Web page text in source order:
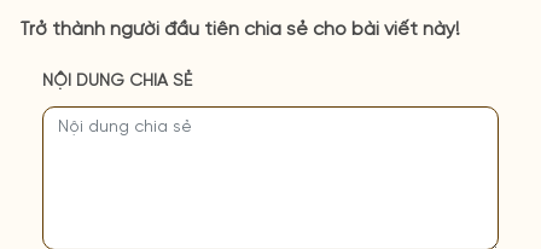
Trở thành người đầu tiên chia sẻ cho bài viết này!
NỘI DUNG CHIA SẺ